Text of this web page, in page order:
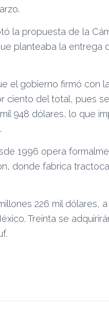
la propuesta de la
planteaba la entrega
el gobierno firmó con
ciento del total, pues
948 dólares, lo que
1996 opera
donde fabrica
226 mil dólares,
Treinta se